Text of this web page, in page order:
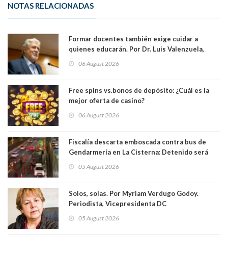
NOTAS RELACIONADAS
Formar docentes también exige cuidar a
quienes educarán. Por Dr. Luis Valenzuela,
Académicos U. Católica Silva Henríquez
06 August 2026
Free spins vs.bonos de depósito: ¿Cuál es la
mejor oferta de casino?
06 August 2026
Fiscalía descarta emboscada contra bus de
Gendarmería en La Cisterna: Detenido será
05 August 2026
Solos, solas. Por Myriam Verdugo Godoy.
Periodista, Vicepresidenta DC
05 August 2026